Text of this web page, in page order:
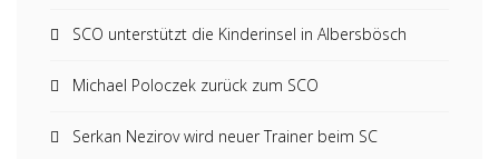
SCO unterstützt die Kinderinsel in Albersbösch
Michael Poloczek zurück zum SCO
Serkan Nezirov wird neuer Trainer beim SC